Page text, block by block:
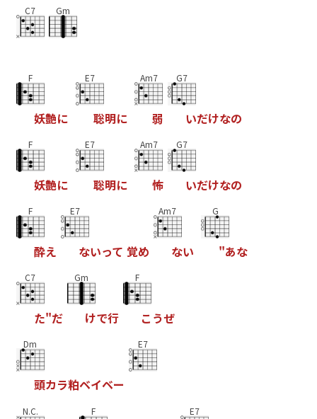
C7 Gm
F
妖艶に
E7
聡明に
Am7
弱
G7
いだけなの
F
妖艶に
E7
聡明に
Am7
怖
G7
いだけなの
F
酔え
E7
ないって 覚め
Am7
ない
G
"あな
C7
た"だ
Gm
けで行
F
こ うぜ
Dm
頭カラ粕ベイベー
E7
N.C. F E7